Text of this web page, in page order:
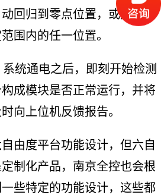
回归到零点位置，或定位到
围内的任一位置。
通电之后，即刻开始检测
成模块是否正常运行，并将
向上位机反馈报告。
度平台功能设计，但六自
制化产品，南京全控也会根
些特定的功能设计，这些都